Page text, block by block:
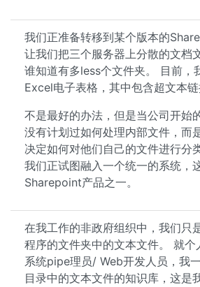
我们正准备转移到某个版本的
让我们把三个服务器上分散的文档
谁知道有多less个文件夹。 目前，
Excel电子表格，其中包含超文本链
不是最好的办法，但是当公司开始
没有计划过如何处理内部文件，而
决定如何对他们自己的文件进行分
我们正试图融入一个统一的系统，
Sharepoint产品之一。
在我工作的非政府组织中，我们只
程序的文件夹中的文本文件。 就个
系统pipe理员/ Web开发人员，我
目录中的文本文件的知识库，这是